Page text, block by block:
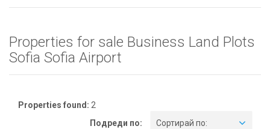
Properties for sale Business Land Plots
Sofia Sofia Airport
Properties found: 2
Подреди по:
Сортирай по: